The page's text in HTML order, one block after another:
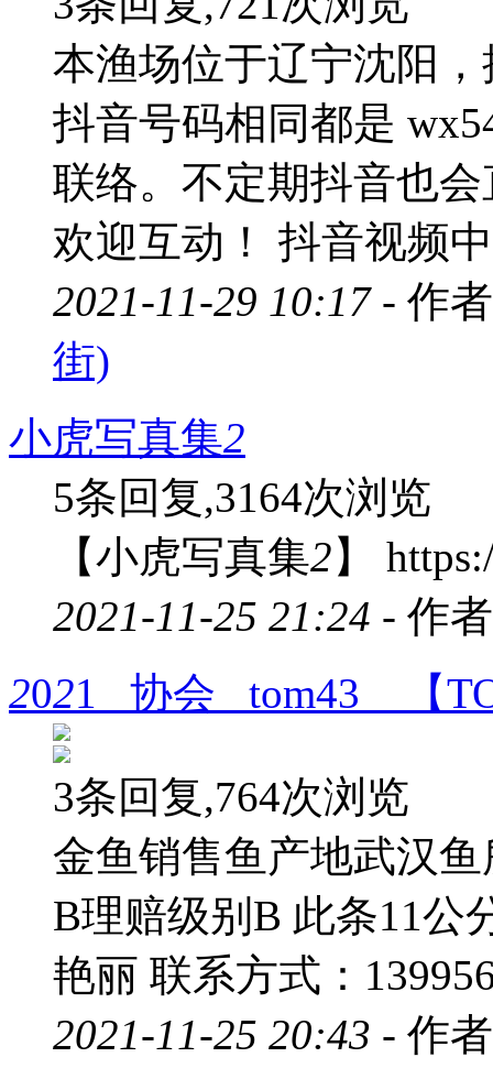
本渔场位于辽宁沈阳
抖音号码相同都是
联络。不定期抖音也
欢迎互动！ 抖音视频
2021-11-29 10:17 - 作
街)
小虎写真集2
5条回复,3164次浏览
【小虎写真集2】
2021-11-25 21:24 - 作
2021 协会 tom43 【
3条回复,764次浏览
金鱼销售鱼产地武汉
B理赔级别B 此条11公
艳丽 联系方式：
2021-11-25 20:43 - 作